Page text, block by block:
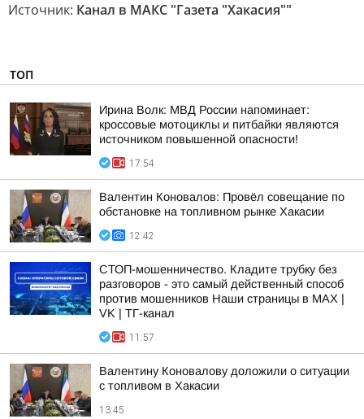
Источник: Канал в МАКС "Газета "Хакасия""
ТОП
Ирина Волк: МВД России напоминает:
кроссовые мотоциклы и питбайки являются
источником повышенной опасности!
17:54
Валентин Коновалов: Провёл совещание по
обстановке на топливном рынке Хакасии
12:42
СТОП-мошенничество. Кладите трубку без
разговоров - это самый действенный способ
против мошенников Наши страницы в MAX |
VK | ТГ-канал
11:57
Валентину Коновалову доложили о ситуации
с топливом в Хакасии
13:45